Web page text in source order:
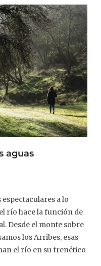
aguas
a lo
río hace la función de
Desde el monte sobre
los Arribes, esas
el río en su frenético